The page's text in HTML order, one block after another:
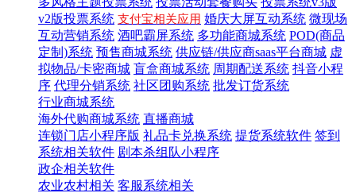
v2版投票系统 支付宝相关应用 婚庆大屏互动系统 微现场
互动营销系统 酒吧霸屏系统 多功能商城系统 POD(商品
定制)系统 预售商城系统 供应链/供应商saas平台商城 虚
拟物品/卡密商城 盲盒商城系统 周期配送系统 抖音小程
序 代理分销系统 社区团购系统 批发订货系统
行业商城系统
海外代购商城系统 直播商城
连锁门店小程序版 礼品卡兑换系统 提货系统软件 签到
系统相关软件 剧本杀组队小程序
政企相关软件
农业农村相关 客服系统相关